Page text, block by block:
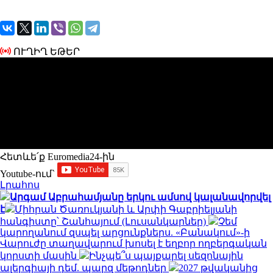
ՈՒՂԻՂ ԵԹԵՐ
Հետևե՛ք Euromedia24-ին
Youtube-ում`
Լրահոս
Արգամ Աբրահամյանը երկու ամսով կալանավորվել
է
Միհրան Ծառուկյանի և Արփի Գաբրիելյանի
հանգիստը՝ Շանհայում (Լուսանկարներ)
Չեմ
կարողանում զսպել արցունքներս. «Բանակում»-ի
Վարուժը տաղավարում խոսել է եղբոր ողբերգական
կորստի մասին
Ինչպե՞ս պայքարել սեզոնային
ալերգիայի դեմ. պարզ մեթոդներ
2027 թվականից